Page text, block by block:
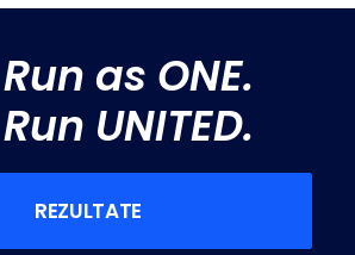
as ONE.
UNITED.
REZULTATE